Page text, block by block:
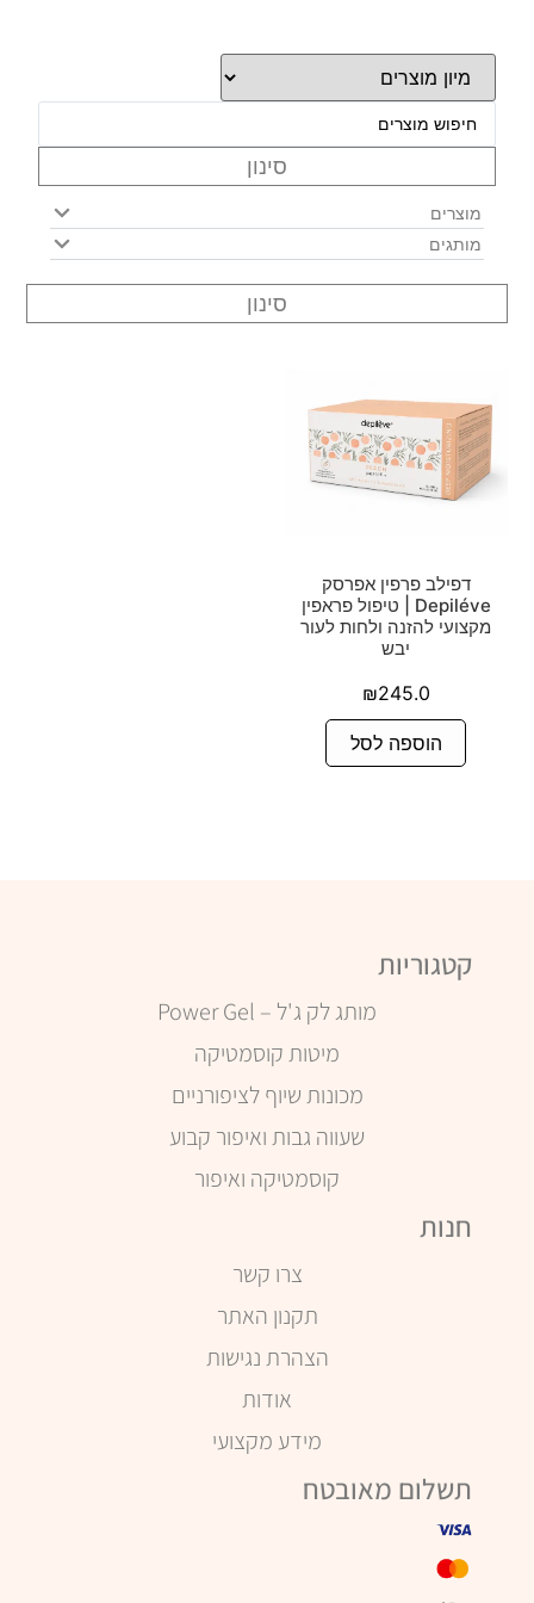
סינון
מוצרים
מותגים
סינון
דפילב פרפין אפרסק
Depiléve | טיפול פראפין
מקצועי להזנה ולחות לעור
יבש
₪245.0
הוספה לסל
קטגוריות
מותג לק ג'ל – Power Gel
מיטות קוסמטיקה
מכונות שיוף לציפורניים
שעווה גבות ואיפור קבוע
קוסמטיקה ואיפור
חנות
צרו קשר
תקנון האתר
הצהרת נגישות
אודות
מידע מקצועי
תשלום מאובטח